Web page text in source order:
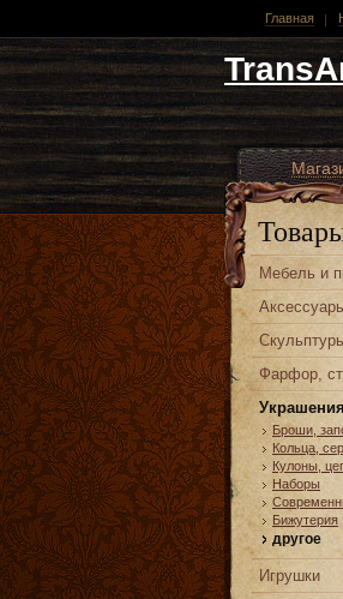
Главная
Другие
Мебель и
Фарфор,
Украшения
Броши,
Кольца,
Кулоны,
Наборы
Бижутерия
другое
Игрушки